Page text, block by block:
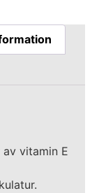
vitamin E